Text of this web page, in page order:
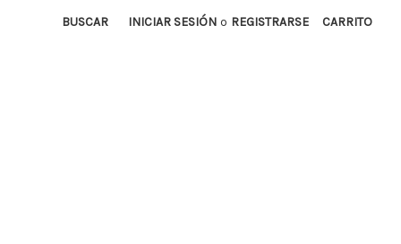
BUSCAR INICIAR SESIÓN o REGISTRARSE CARRITO